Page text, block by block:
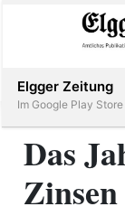
Elgg
Das
Zinsen
Elgger Zeitung
Im Google Play Store